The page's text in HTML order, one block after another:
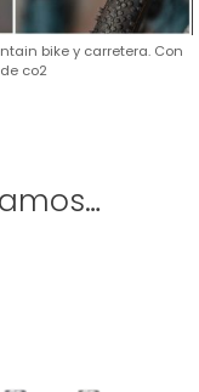
bike y carretera. Con
co2